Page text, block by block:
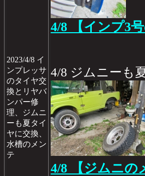
2023/4/8 イ
ンプレッサ
のタイヤ交
換とリヤバ
ンパー修
理、ジムニ
ーも夏タイ
ヤに交換、
水槽のメン
テ
4/8 【インプ3
4/8 ジムニーも
4/8 【ジムニの